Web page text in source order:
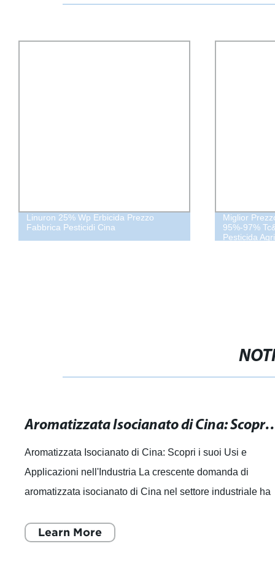
Linuron 25% Wp Erbicida Prezzo
Fabbrica Pesticidi Cina
Miglior
95%-97%
Pesticida
Aromatizzata Isocianato di Cina:
Aromatizzata Isocianato di Cina: Scopri i suoi Usi e
Applicazioni nell'Industria La crescente domanda di
aromatizzata isocianato di Cina nel settore industriale ha
Learn More